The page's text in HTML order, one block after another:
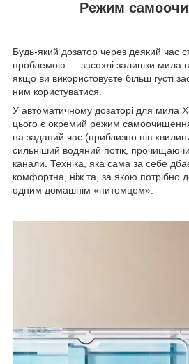
Режим
Будь-який дозатор через деякий час
проблемою — засохлі залишки мила
якщо ви використовуєте більш густі
ним користуватися.
У автоматичному дозаторі для мила
цього є окремий режим
на заданий час (приблизно пів
сильніший водяний потік, прочищаючи
канали. Техніка, яка сама за себе
комфортна, ніж та, за якою потрібно
одним домашнім «питомцем».